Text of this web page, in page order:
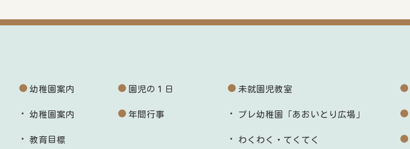
幼稚園案内
幼稚園案内
教育目標
園児の１日
年間行事
未就園児教室
プレ幼稚園「あおいとり広場」
わくわく・てくてく